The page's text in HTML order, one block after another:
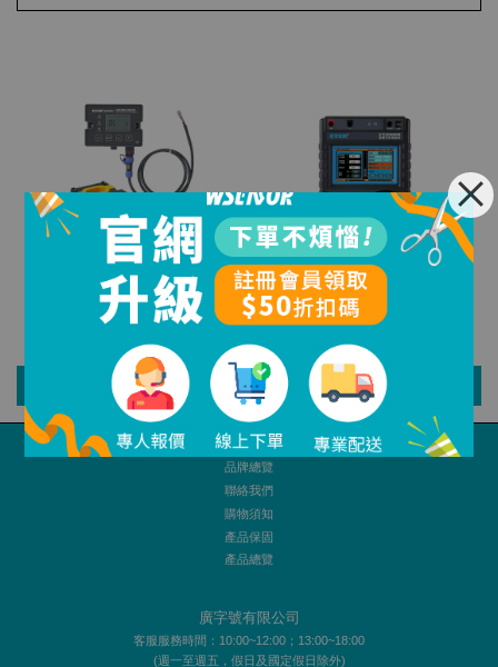
【ETCR】接地電阻在線檢測儀(標準
款)｜ETCR2800KC
NT$ 8,600
加入購物車
【ETCR】防雷元件測試儀｜
ETCR3800B
NT$ 13,463
加入購物車
品牌總覽
聯絡我們
購物須知
產品保固
產品總覽
廣字號有限公司
客服服務時間：10:00~12:00；13:00~18:00
(週一至週五，假日及國定假日除外)